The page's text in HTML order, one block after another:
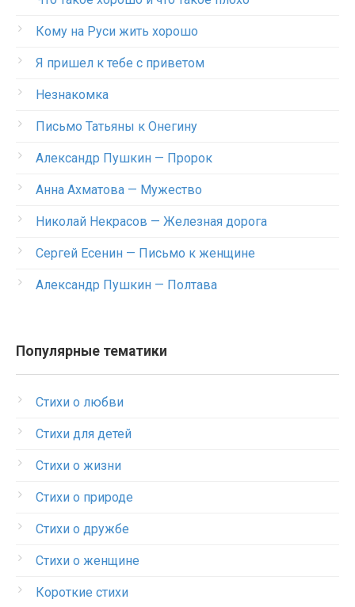
Кому на Руси жить хорошо
Я пришел к тебе с приветом
Незнакомка
Письмо Татьяны к Онегину
Александр Пушкин — Пророк
Анна Ахматова — Мужество
Николай Некрасов — Железная дорога
Сергей Есенин — Письмо к женщине
Александр Пушкин — Полтава
Популярные тематики
Стихи о любви
Стихи для детей
Стихи о жизни
Стихи о природе
Стихи о дружбе
Стихи о женщине
Короткие стихи